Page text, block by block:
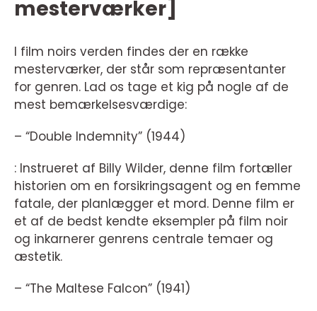
mesterværker]
I film noirs verden findes der en række
mesterværker, der står som repræsentanter
for genren. Lad os tage et kig på nogle af de
mest bemærkelsesværdige:
– “Double Indemnity” (1944)
: Instrueret af Billy Wilder, denne film fortæller
historien om en forsikringsagent og en femme
fatale, der planlægger et mord. Denne film er
et af de bedst kendte eksempler på film noir
og inkarnerer genrens centrale temaer og
æstetik.
– “The Maltese Falcon” (1941)